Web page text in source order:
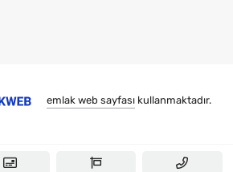
emlak web sayfasıkullanmaktadır.